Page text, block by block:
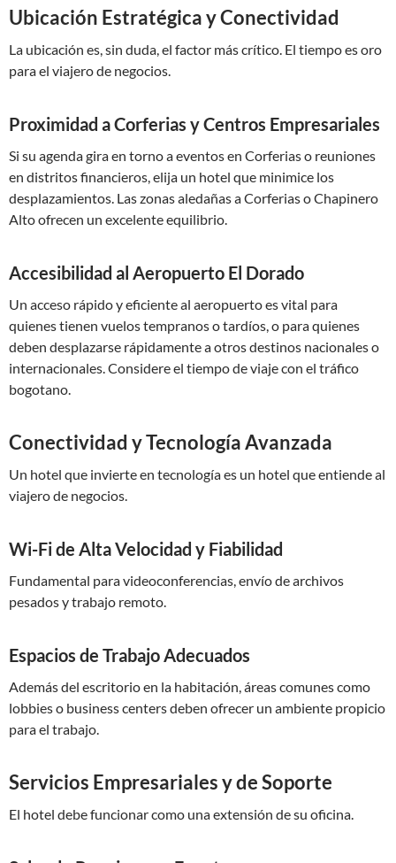
Ubicación Estratégica y Conectividad
La ubicación es, sin duda, el factor más crítico. El tiempo es oro
para el viajero de negocios.
Proximidad a Corferias y Centros Empresariales
Si su agenda gira en torno a eventos en Corferias o reuniones
en distritos financieros, elija un hotel que minimice los
desplazamientos. Las zonas aledañas a Corferias o Chapinero
Alto ofrecen un excelente equilibrio.
Accesibilidad al Aeropuerto El Dorado
Un acceso rápido y eficiente al aeropuerto es vital para
quienes tienen vuelos tempranos o tardíos, o para quienes
deben desplazarse rápidamente a otros destinos nacionales o
internacionales. Considere el tiempo de viaje con el tráfico
bogotano.
Conectividad y Tecnología Avanzada
Un hotel que invierte en tecnología es un hotel que entiende al
viajero de negocios.
Wi-Fi de Alta Velocidad y Fiabilidad
Fundamental para videoconferencias, envío de archivos
pesados y trabajo remoto.
Espacios de Trabajo Adecuados
Además del escritorio en la habitación, áreas comunes como
lobbies o business centers deben ofrecer un ambiente propicio
para el trabajo.
Servicios Empresariales y de Soporte
El hotel debe funcionar como una extensión de su oficina.